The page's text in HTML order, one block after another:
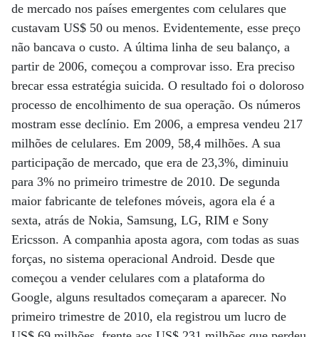
de mercado nos países emergentes com celulares que
custavam US$ 50 ou menos. Evidentemente, esse preço
não bancava o custo. A última linha de seu balanço, a
partir de 2006, começou a comprovar isso. Era preciso
brecar essa estratégia suicida. O resultado foi o doloroso
processo de encolhimento de sua operação. Os números
mostram esse declínio. Em 2006, a empresa vendeu 217
milhões de celulares. Em 2009, 58,4 milhões. A sua
participação de mercado, que era de 23,3%, diminuiu
para 3% no primeiro trimestre de 2010. De segunda
maior fabricante de telefones móveis, agora ela é a
sexta, atrás de Nokia, Samsung, LG, RIM e Sony
Ericsson. A companhia aposta agora, com todas as suas
forças, no sistema operacional Android. Desde que
começou a vender celulares com a plataforma do
Google, alguns resultados começaram a aparecer. No
primeiro trimestre de 2010, ela registrou um lucro de